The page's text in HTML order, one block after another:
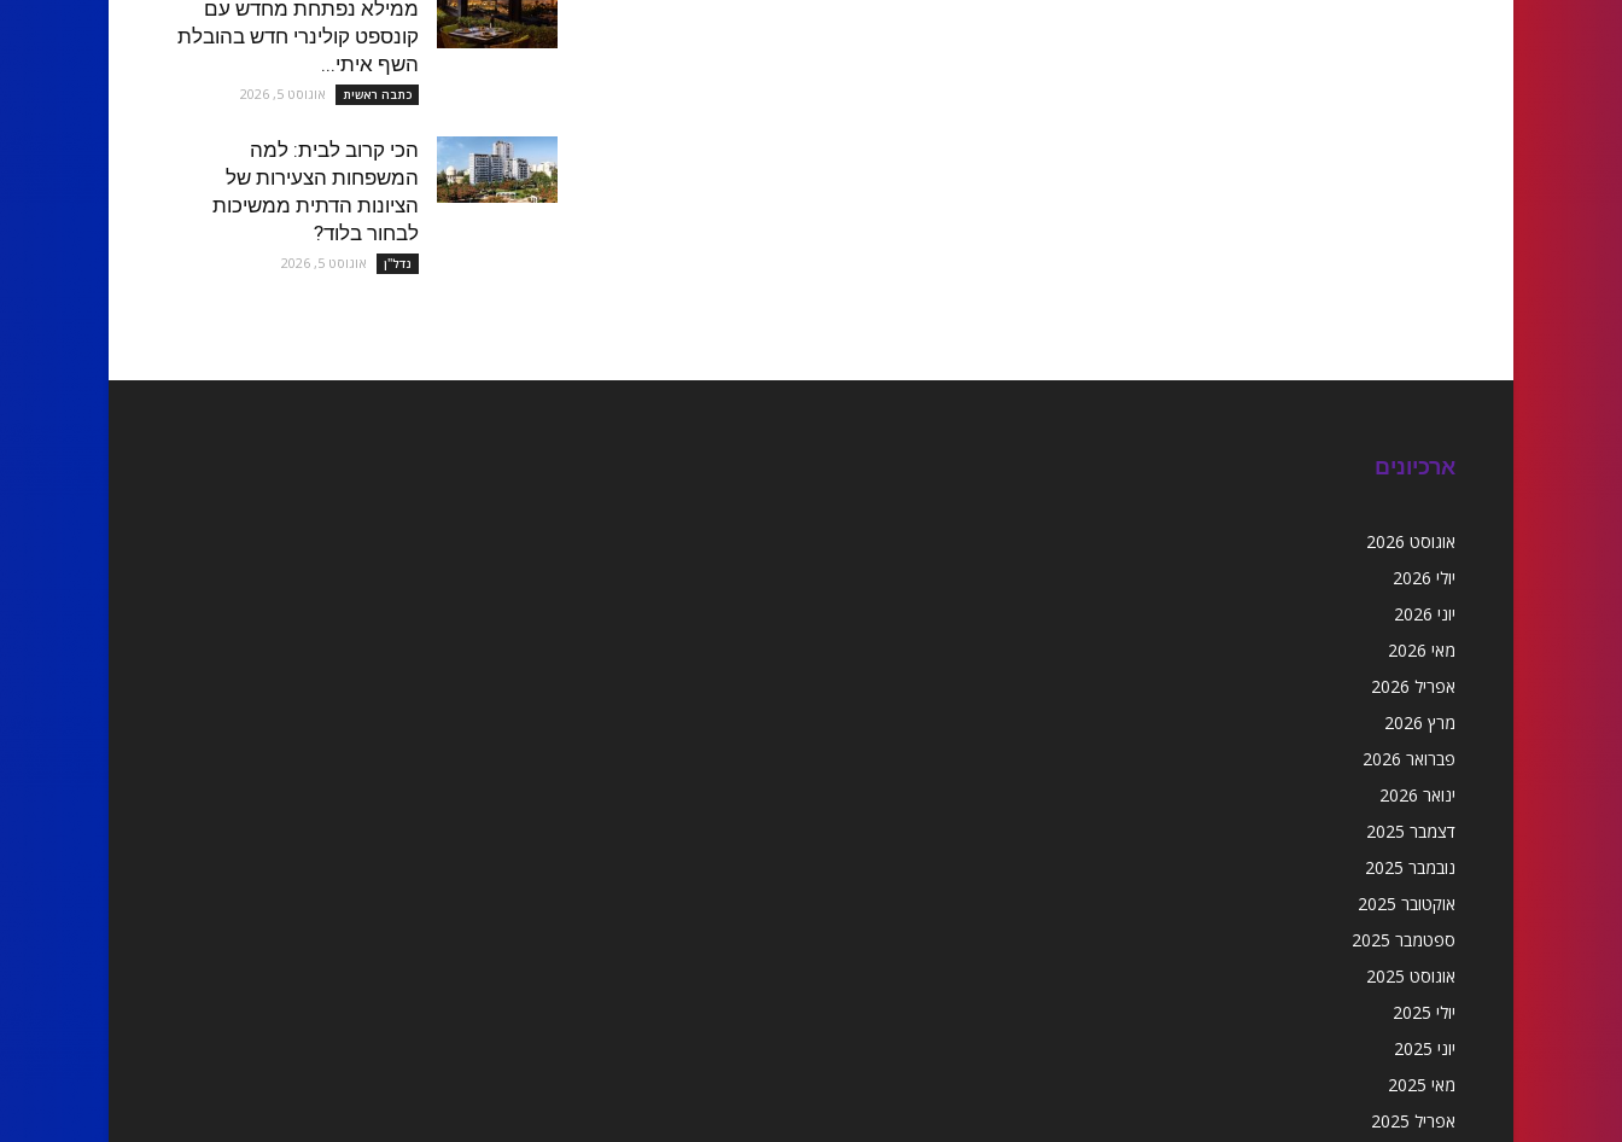
ממילא נפתחת מחדש עם
קונספט קולינרי חדש בהובלת
השף איתי...
כתבה ראשית אוגוסט 5, 2026
הכי קרוב לבית: למה
המשפחות הצעירות של
הציונות הדתית ממשיכות
לבחור בלוד?
נדל''ן אוגוסט 5, 2026
ארכיונים
אוגוסט 2026
יולי 2026
יוני 2026
מאי 2026
אפריל 2026
מרץ 2026
פברואר 2026
ינואר 2026
דצמבר 2025
נובמבר 2025
אוקטובר 2025
ספטמבר 2025
אוגוסט 2025
יולי 2025
יוני 2025
מאי 2025
אפריל 2025